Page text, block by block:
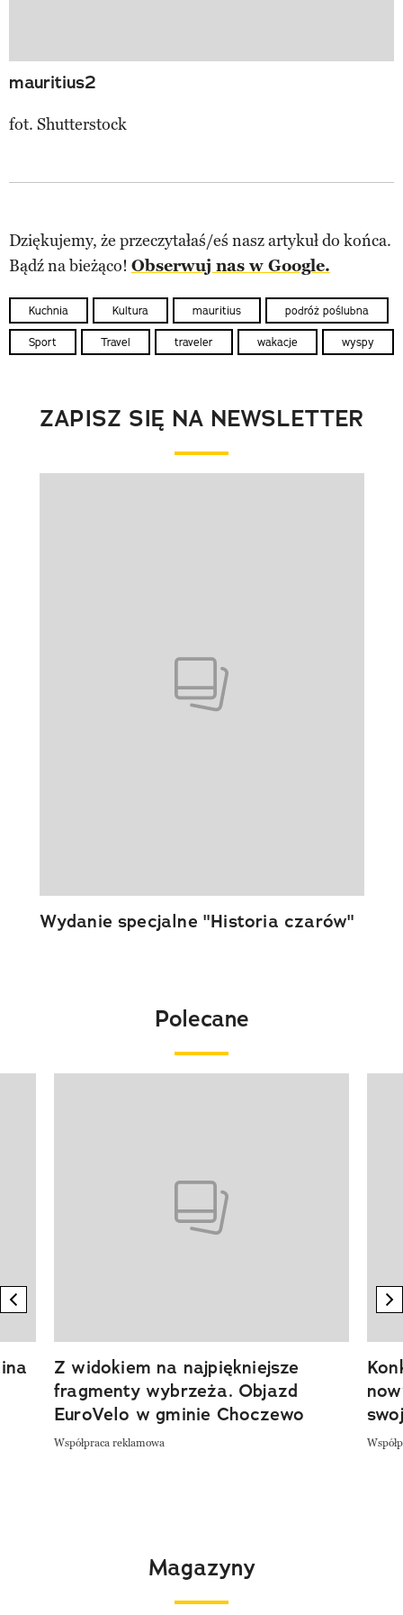
mauritius2
fot. Shutterstock
Dziękujemy, że przeczytałaś/eś nasz artykuł do końca.
Bądź na bieżąco! Obserwuj nas w Google.
Kuchnia Kultura mauritius podróż poślubna
Sport Travel traveler wakacje wyspy
ZAPISZ SIĘ NA NEWSLETTER
Wydanie specjalne "Historia czarów"
Polecane
previous element
Z widokiem na najpiękniejsze
fragmenty wybrzeża. Objazd
EuroVelo w gminie Choczewo
Współpraca reklamowa
Magazyny